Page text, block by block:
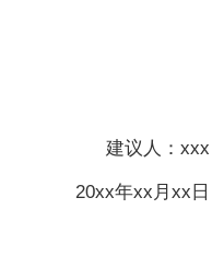
建议人：xxx
20xx年xx月xx日